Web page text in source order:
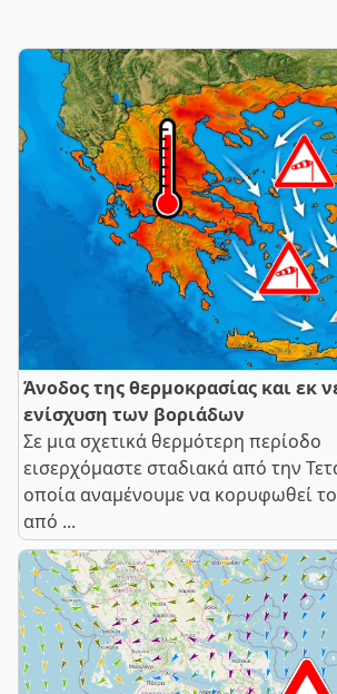
Άνοδος της θερμοκρασίας και εκ
ενίσχυση των βοριάδων
Σε μια σχετικά θερμότερη περίοδο
εισερχόμαστε σταδιακά από την
οποία αναμένουμε να κορυφωθεί
από ...